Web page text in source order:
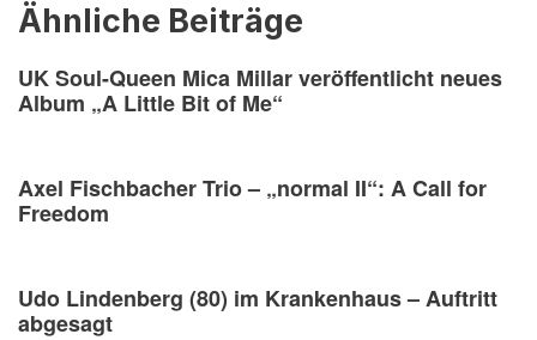
Ähnliche Beiträge
UK Soul-Queen Mica Millar veröffentlicht neues
Album „A Little Bit of Me“
Axel Fischbacher Trio – „normal II“: A Call for
Freedom
Udo Lindenberg (80) im Krankenhaus – Auftritt
abgesagt